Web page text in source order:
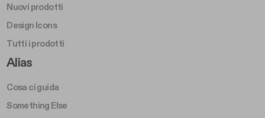
Nuovi prodotti
Design Icons
Tutti i prodotti
Footer Right A
Alias
Cosa ci guida
Something Else